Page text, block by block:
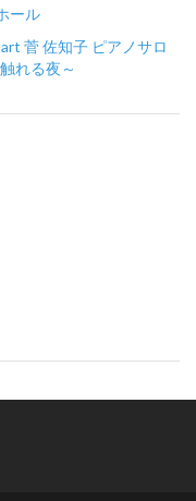
ール
菅 佐知子 ピアノサロ
れる夜～